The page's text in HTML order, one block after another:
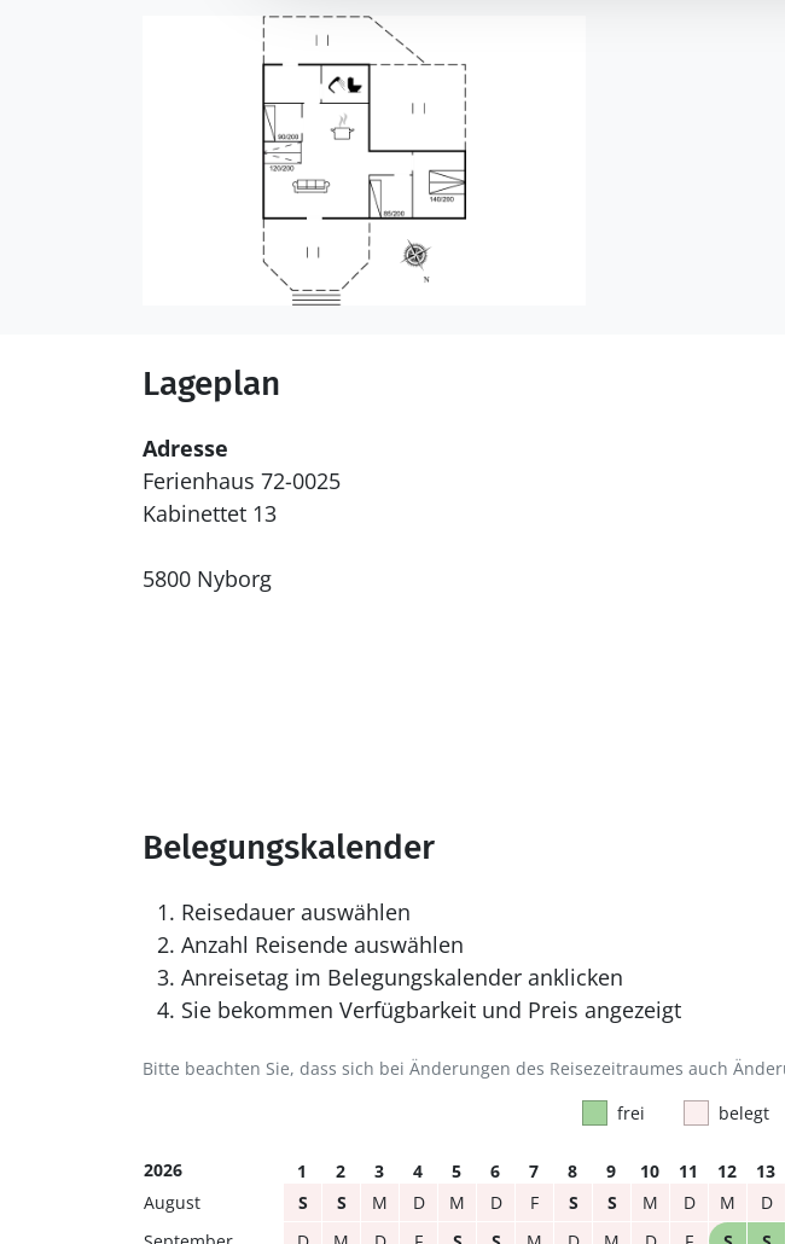
Lageplan
Adresse
Ferienhaus 72-0025
Kabinettet 13
5800 Nyborg
Belegungskalender
Reisedauer auswählen
Anzahl Reisende auswählen
Anreisetag im Belegungskalender anklicken
Sie bekommen Verfügbarkeit und Preis angezeigt
Bitte beachten Sie, dass sich bei Änderungen des Reisezeitraumes auch
frei
belegt
2026 1 2 3 4 5 6 7 8 9 10 11 12 13
August
S S M D M D F S S M D M D